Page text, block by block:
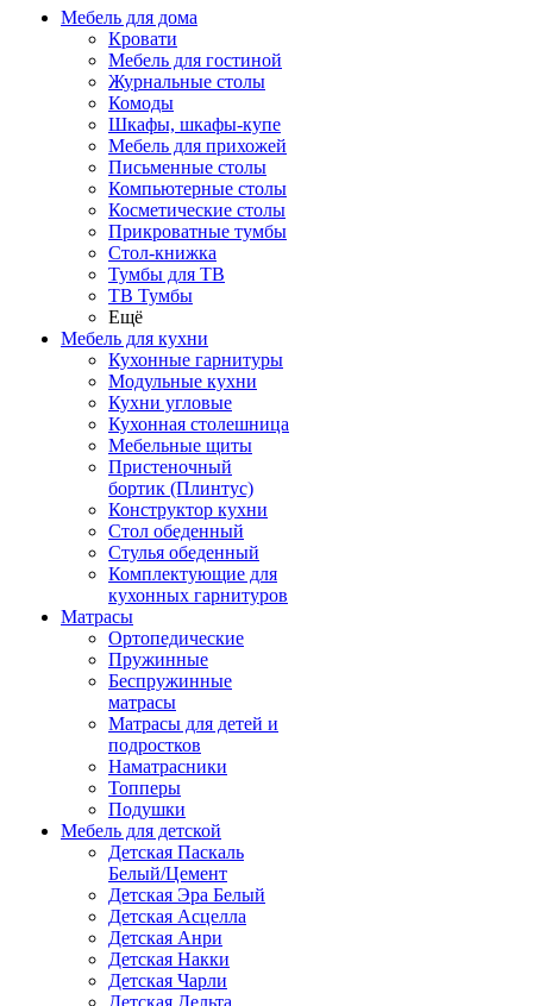
Мебель для дома
Кровати
Мебель для гостиной
Журнальные столы
Комоды
Шкафы, шкафы-купе
Мебель для прихожей
Письменные столы
Компьютерные столы
Косметические столы
Прикроватные тумбы
Стол-книжка
Тумбы для ТВ
ТВ Тумбы
Ещё
Мебель для кухни
Кухонные гарнитуры
Модульные кухни
Кухни угловые
Кухонная столешница
Мебельные щиты
Пристеночный
бортик (Плинтус)
Конструктор кухни
Стол обеденный
Стулья обеденный
Комплектующие для
кухонных гарнитуров
Матраcы
Ортопедические
Пружинные
Беспружинные
матрасы
Матрасы для детей и
подростков
Наматрасники
Топперы
Подушки
Мебель для детской
Детская Паскаль
Белый/Цемент
Детская Эра Белый
Детская Асцелла
Детская Анри
Детская Накки
Детская Чарли
Детская Дельта